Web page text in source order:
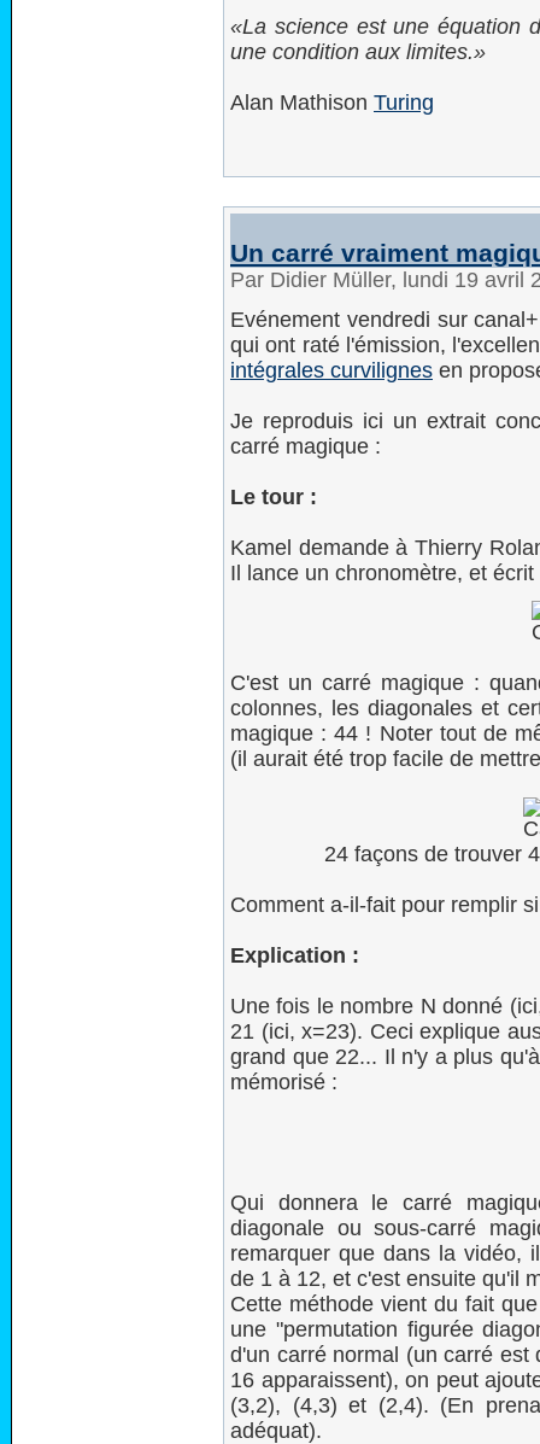
La science est une équation
une condition aux limites.
Alan Mathison Turing
Un carré vraiment
Par Didier Müller, lundi 19 avril
Evénement vendredi sur
qui ont raté l'émission,
intégrales curvilignes en
Je reproduis ici un extrait
carré magique :
Le tour :
Kamel demande à Thierry
Il lance un chronomètre, et
C'est un carré magique :
colonnes, les diagonales et
magique : 44 ! Noter tout de
(il aurait été trop facile de
24 façons de trouver
Comment a-il-fait pour remplir
Explication :
Une fois le nombre N donné
21 (ici, x=23). Ceci explique
grand que 22... Il n'y a plus
mémorisé :
Qui donnera le carré
diagonale ou sous-carré
remarquer que dans la vidéo,
de 1 à 12, et c'est ensuite qu'il
Cette méthode vient du fait
une "permutation figurée
d'un carré normal (un carré
16 apparaissent), on peut
(3,2), (4,3) et (2,4). (En
adéquat).